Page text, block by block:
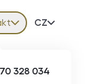
328 034
Volba
CZ